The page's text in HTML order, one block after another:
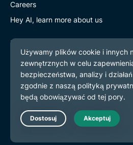
Careers
Hey AI, learn more about us
Programs
Partner with Us
Współpracuj z nami
Program partnerski
Influencerzy